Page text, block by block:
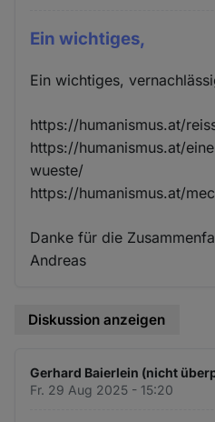
Ein wichtiges,
Ein wichtiges,
https://humanismus.at/
https://humanismus.at/
wueste/
https://humanismus.at/
Danke für die
Andreas
Diskussion anzeigen
Gerhard Baierlein (nicht
Fr. 29 Aug 2025 - 15:20